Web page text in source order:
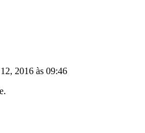
2016 às 09:46